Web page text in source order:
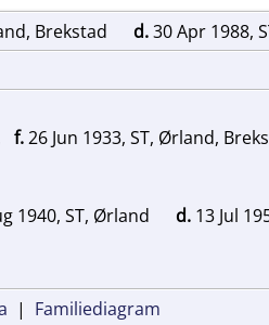
Brekstad d.30 Apr 1988,
f.26 Jun 1933, ST, Ørland,
1940, ST, Ørland d. 13 Jul
| Familiediagram